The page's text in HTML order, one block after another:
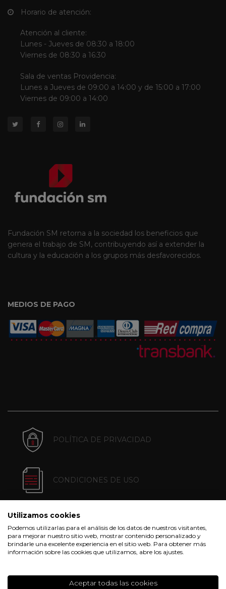
Horario de atención:
Atención al cliente:
Lunes - Jueves de 08:30 a 18:00
Viernes de 08:30 a 16:30
Sala de ventas Providencia:
Lunes a Jueves de 09:00 a 14:00 y de 15:00 a 17:00
Viernes de 09:00 a 14:00
Fundación SM retorna a la sociedad los beneficios que
genera el trabajo de SM, contribuyendo así a extender la
cultura y la educación a los grupos más desfavorecidos.
MEDIOS DE PAGO
POLÍTICA DE PRIVACIDAD
CONDICIONES DE USO
POLÍTICA DE COOKIES
Utilizamos cookies
Podemos utilizarlas para el análisis de los datos de nuestros visitantes,
para mejorar nuestro sitio web, mostrar contenido personalizado y
brindarle una excelente experiencia en el sitio web. Para obtener más
información sobre las cookies que utilizamos, abre los ajustes.
Aceptar todas las cookies